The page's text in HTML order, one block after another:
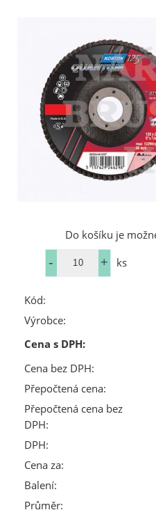
Do košíku je
ks
Kód:
Výrobce:
Cena s DPH:
Cena bez DPH:
Přepočtená cena:
Přepočtená cena bez
DPH:
DPH:
Cena za:
Balení:
Průměr: